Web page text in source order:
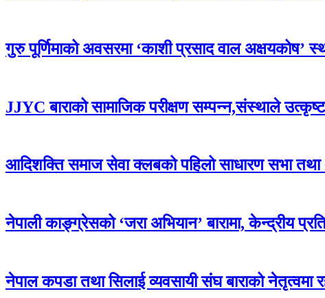
गुरु पूर्णिमाको अवसरमा ‘काशी प्रसाद वाल अक्षयकोष’
JJYC बाराको सामाजिक परीक्षण सम्पन्न,संस्थाले
आदिशक्ति समाज सेवा क्लबको पहिलो साधारण सभा तथा
नेपाली काङ्ग्रेसको ‘जरा अभियान’ बारामा, केन्द्रीय
नेपाल कपडा तथा सिलाई व्यवसायी संघ बाराको नेतृत्वमा